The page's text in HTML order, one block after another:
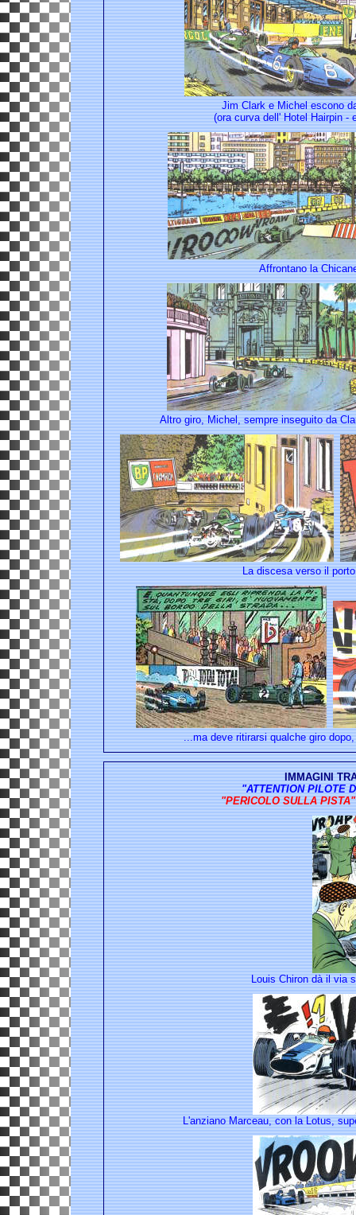
Jim Clark e Michel escono
(ora curva dell' Hotel Hairpin -
Affrontano la
Altro giro, Michel, sempre inseguito da
La discesa verso il
...ma deve ritirarsi qualche giro
IMMAGINI
"ATTENTION PILOTE
"PERICOLO SULLA
Louis Chiron dà il via
L'anziano Marceau, con la Lotus,